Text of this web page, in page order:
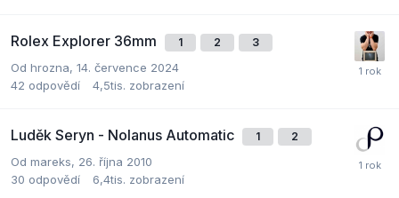
Rolex Explorer 36mm 1 2 3
Od hrozna, 14. července 2024
42 odpovědí 4,5tis. zobrazení
Luděk Seryn - Nolanus Automatic 1 2
Od mareks, 26. října 2010
30 odpovědí 6,4tis. zobrazení